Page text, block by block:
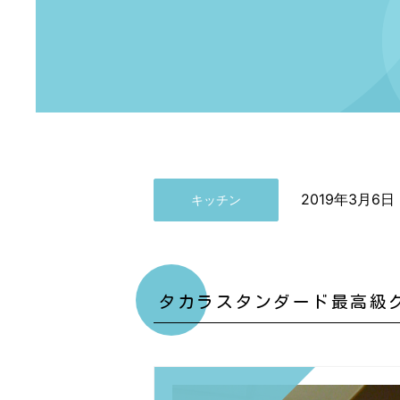
キッチン 2019年3月6日
タカラスタンダード最高級